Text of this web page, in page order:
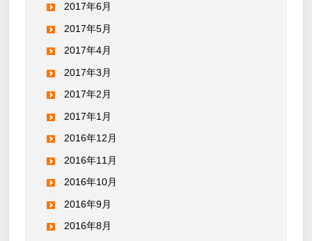
2017年6月
2017年5月
2017年4月
2017年3月
2017年2月
2017年1月
2016年12月
2016年11月
2016年10月
2016年9月
2016年8月